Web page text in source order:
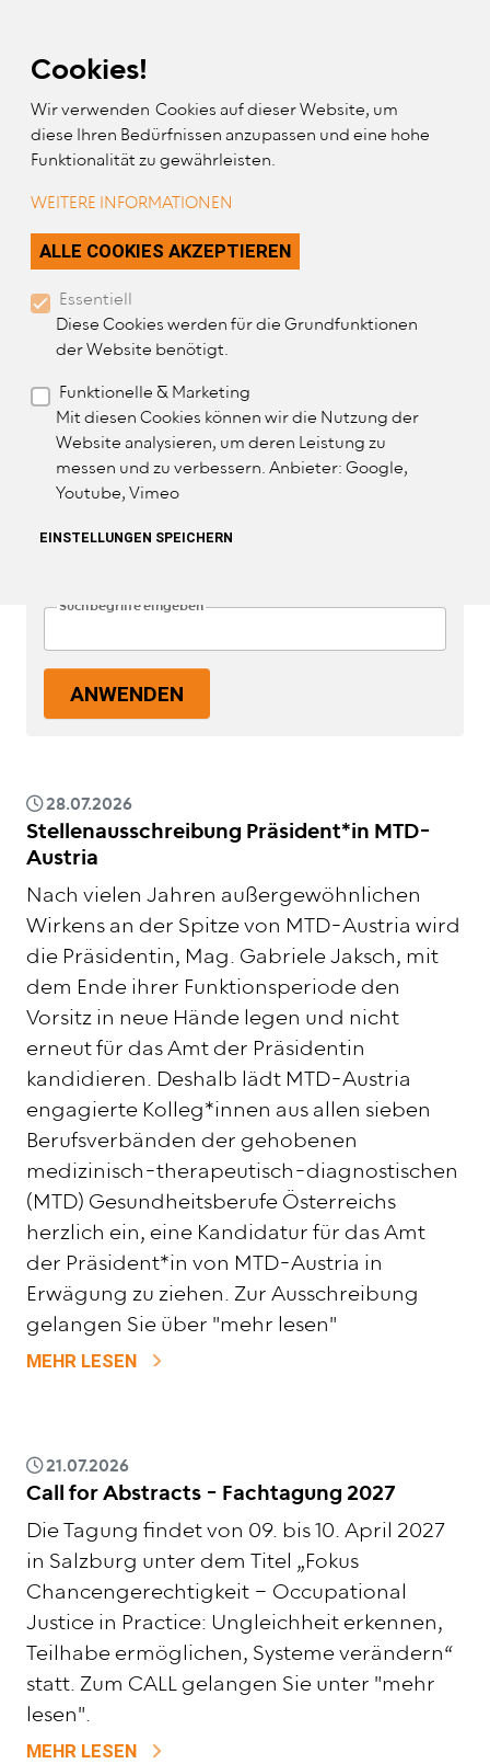
Cookies!
Wir verwenden Cookies auf dieser Website, um
diese Ihren Bedürfnissen anzupassen und eine hohe
Funktionalität zu gewährleisten.
WEITERE INFORMATIONEN
ALLE COOKIES AKZEPTIEREN
Essentiell
Diese Cookies werden für die Grundfunktionen
der Website benötigt.
Funktionelle & Marketing
Mit diesen Cookies können wir die Nutzung der
Website analysieren, um deren Leistung zu
messen und zu verbessern. Anbieter: Google,
Youtube, Vimeo
EINSTELLUNGEN SPEICHERN
Aktuelles und
Relevantes
für Ergotherapeut*innen und
Patient*innen
Suchbegriffe eingeben
ANWENDEN
28.07.2026
Stellenausschreibung Präsident*in MTD-
Austria
Nach vielen Jahren außergewöhnlichen
Wirkens an der Spitze von MTD-Austria wird
die Präsidentin, Mag. Gabriele Jaksch, mit
dem Ende ihrer Funktionsperiode den
Vorsitz in neue Hände legen und nicht
erneut für das Amt der Präsidentin
kandidieren. Deshalb lädt MTD-Austria
engagierte Kolleg*innen aus allen sieben
Berufsverbänden der gehobenen
medizinisch-therapeutisch-diagnostischen
(MTD) Gesundheitsberufe Österreichs
herzlich ein, eine Kandidatur für das Amt
der Präsident*in von MTD-Austria in
Erwägung zu ziehen. Zur Ausschreibung
gelangen Sie über "mehr lesen"
MEHR LESEN ZU STELLENAUSSCHREIBUNG
21.07.2026
Call for Abstracts - Fachtagung 2027
Die Tagung findet von 09. bis 10. April 2027
in Salzburg unter dem Titel „Fokus
Chancengerechtigkeit – Occupational
Justice in Practice: Ungleichheit erkennen,
Teilhabe ermöglichen, Systeme verändern“
statt. Zum CALL gelangen Sie unter "mehr
lesen".
MEHR LESEN ZU CALL FOR ABSTRACTS -